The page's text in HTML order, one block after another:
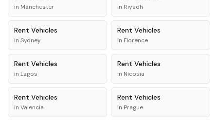
in Manchester in Riyadh
Rent Vehicles
in Sydney
Rent Vehicles
in Florence
Rent Vehicles
in Lagos
Rent Vehicles
in Nicosia
Rent Vehicles
in Valencia
Rent Vehicles
in Prague